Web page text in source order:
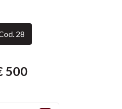
28
500